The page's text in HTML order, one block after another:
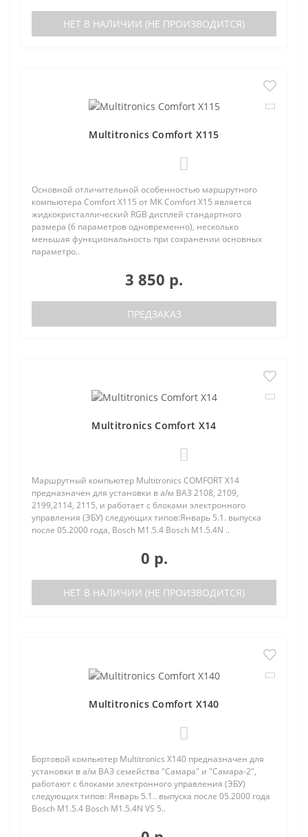
НЕТ В НАЛИЧИИ (НЕ ПРОИЗВОДИТСЯ)
Multitronics Comfort X115
Основной отличительной особенностью маршрутного
компьютера Comfort X115 от МК Comfort X15 является
жидкокристаллический RGB дисплей стандартного
размера (6 параметров одновременно), несколько
меньшая функциональность при сохранении основных
параметро..
3 850 р.
ПРЕДЗАКАЗ
Multitronics Comfort X14
Маршрутный компьютер Multitronics COMFORT Х14
предназначен для установки в а/м ВАЗ 2108, 2109,
2199,2114, 2115, и работает с блоками электронного
управления (ЭБУ) следующих типов:Январь 5.1. выпуска
после 05.2000 года, Bosch M1.5.4 Bosch M1.5.4N ..
0 р.
НЕТ В НАЛИЧИИ (НЕ ПРОИЗВОДИТСЯ)
Multitronics Comfort X140
Бортовой компьютер Multitronics X140 предназначен для
установки в а/м ВАЗ семейства "Самара" и "Самара-2",
работают с блоками электронного управления (ЭБУ)
следующих типов: Январь 5.1.. выпуска после 05.2000 года
Bosch M1.5.4 Bosch M1.5.4N VS 5..